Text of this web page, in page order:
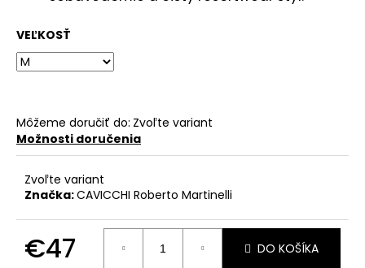
VEĽKOSŤ
Môžeme doručiť do: Zvoľte variant
Možnosti doručenia
Zvoľte variant
Značka:CAVICCHI Roberto Martinelli
€47 DO KOŠÍKA
e